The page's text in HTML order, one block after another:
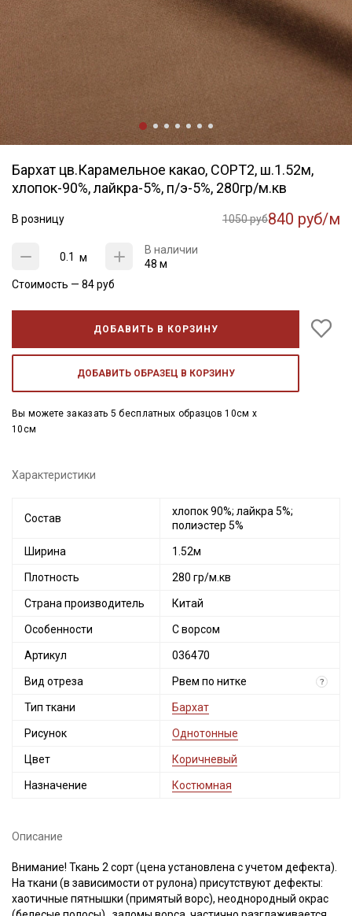
Бархат цв.Карамельное какао, СОРТ2, ш.1.52м,
хлопок-90%, лайкра-5%, п/э-5%, 280гр/м.кв
В розницу 1050 руб840 руб/м
м
В наличии
48 м
Стоимость — 84руб
ДОБАВИТЬ В КОРЗИНУ
ДОБАВИТЬ ОБРАЗЕЦ В КОРЗИНУ
Вы можете заказать 5 бесплатных образцов 10см x
10см
Характеристики
Состав
хлопок 90%; лайкра 5%;
полиэстер 5%
Ширина 1.52м
Плотность 280 гр/м.кв
Страна производитель Китай
Особенности С ворсом
Артикул 036470
Вид отреза Рвем по нитке ?
Тип ткани Бархат
Рисунок Однотонные
Цвет Коричневый
Назначение Костюмная
Описание
Внимание! Ткань 2 сорт (цена установлена с учетом дефекта).
На ткани (в зависимости от рулона) присутствуют дефекты:
хаотичные пятнышки (примятый ворс), неоднородный окрас